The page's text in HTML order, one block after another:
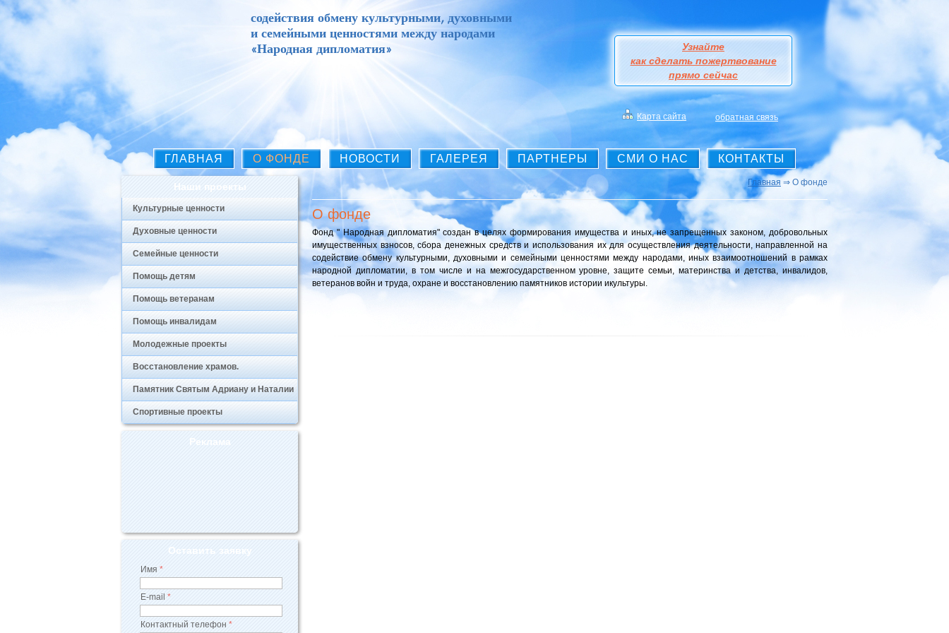
содействия обмену культурными, духовными
и семейными ценностями между народами
«Народная дипломатия»
Узнайте
как сделать пожертвование
прямо сейчас
обратная связь
Карта сайта
ГЛАВНАЯ О ФОНДЕ НОВОСТИ ГАЛЕРЕЯ ПАРТНЕРЫ СМИ О НАС КОНТАКТЫ
Главная ⇒ О фонде
О фонде
Фонд " Народная дипломатия" создан в целях формирования имущества и иных, не запрещенных законом, добровольных
имущественных взносов, сбора денежных средств и использования их для осуществления деятельности, направленной на
содействие обмену культурными, духовными и семейными ценностями между народами, иных взаимоотношений в рамках
народной дипломатии, в том числе и на межгосударственном уровне, защите семьи, материнства и детства, инвалидов,
ветеранов войн и труда, охране и восстановлению памятников истории икультуры.
Наши проекты
Культурные ценности
Духовные ценности
Семейные ценности
Помощь детям
Помощь ветеранам
Помощь инвалидам
Молодежные проекты
Восстановление храмов.
Памятник Святым Адриану и Наталии
Спортивные проекты
Реклама
Оставить заявку
Имя *
E-mail *
Контактный телефон *